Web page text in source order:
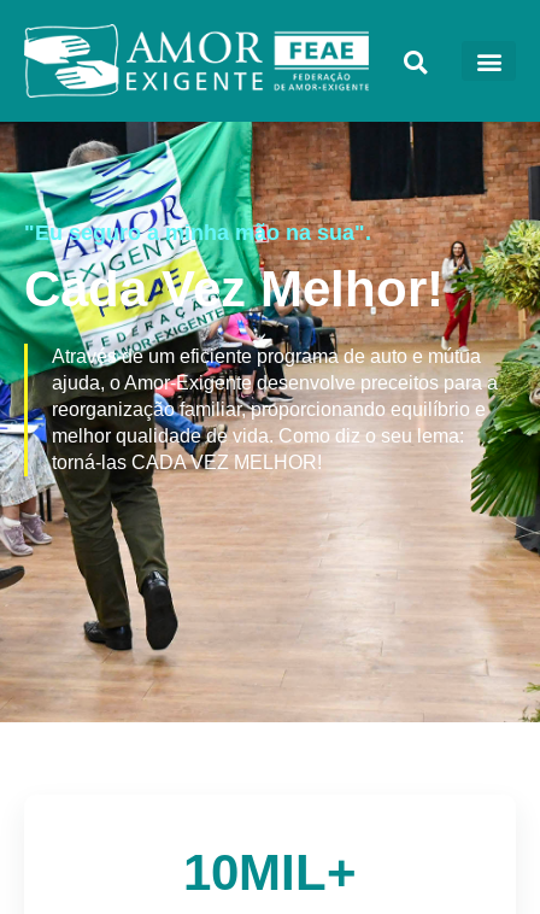
"Eu seguro a minha mão na sua".
Cada Vez Melhor!
Através de um eficiente programa de auto e mútua
ajuda, o Amor-Exigente desenvolve preceitos para a
reorganização familiar, proporcionando equilíbrio e
melhor qualidade de vida. Como diz o seu lema:
torná-las CADA VEZ MELHOR!
10MIL+